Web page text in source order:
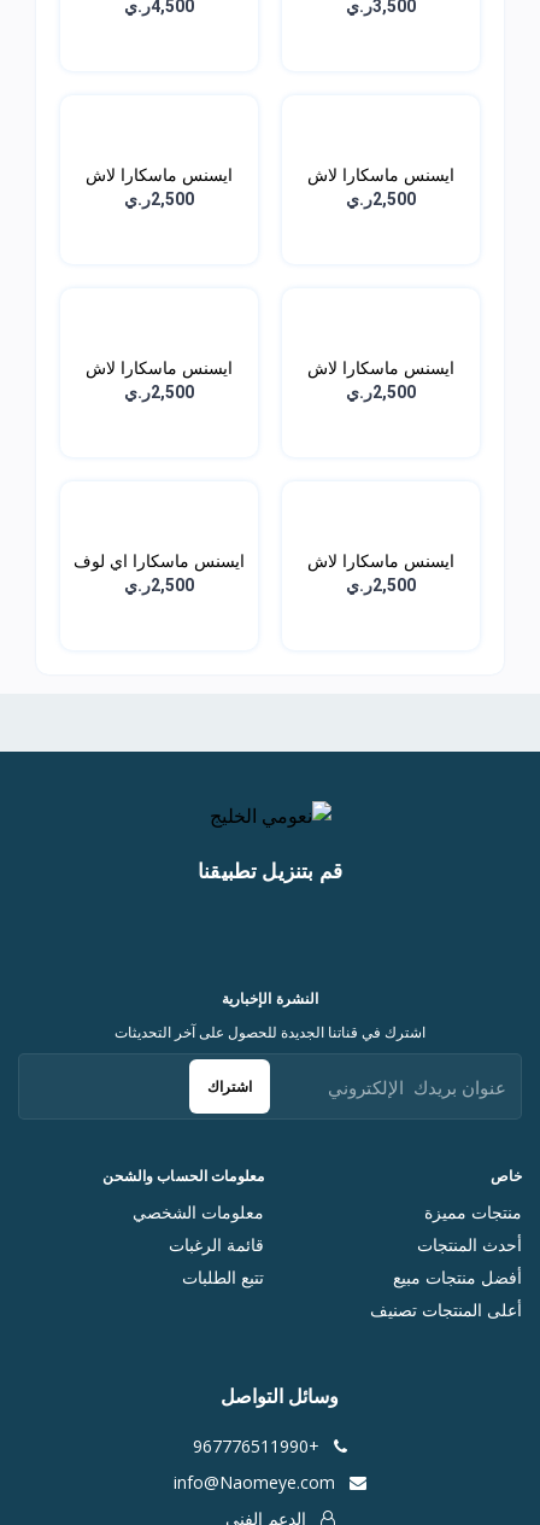
ا...
3,500ر.ي
هاي...
4,500ر.ي
ايسنس ماسكارا لاش
برينس...
2,500ر.ي
ايسنس ماسكارا لاش
برنسس...
2,500ر.ي
ايسنس ماسكارا لاش
برنسس...
2,500ر.ي
ايسنس ماسكارا لاش
برنسس...
2,500ر.ي
ايسنس ماسكارا لاش
برينس...
2,500ر.ي
ايسنس ماسكارا اي لوف
اك...
2,500ر.ي
قم بتنزيل تطبيقنا
خاص
منتجات مميزة
أحدث المنتجات
أفضل منتجات مبيع
أعلى المنتجات تصنيف
معلومات الحساب والشحن
معلومات الشخصي
قائمة الرغبات
تتبع الطلبات
النشرة الإخبارية
اشترك في قناتنا الجديدة للحصول على آخر التحديثات
اشتراك
وسائل التواصل
+967776511990
الدعم الفني